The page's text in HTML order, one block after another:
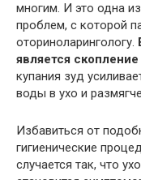
многим. И это одна
проблем, с которой
оториноларингологу.
является
купания зуд
воды в ухо и
Избавиться от
гигиенические
случается так, что